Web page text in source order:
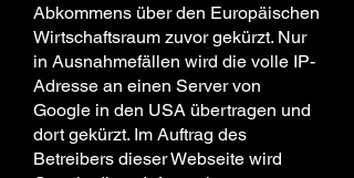
Abkommens über den Europäischen
Wirtschaftsraum zuvor gekürzt. Nur
in Ausnahmefällen wird die volle IP-
Adresse an einen Server von
Google in den USA übertragen und
dort gekürzt. Im Auftrag des
Betreibers dieser Webseite wird